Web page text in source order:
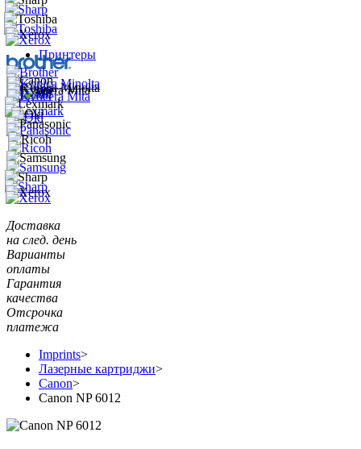
Принтеры
Доставка
на след. день
Варианты
оплаты
Гарантия
качества
Отсрочка
платежа
Imprints>
Лазерные картриджи>
Canon>
Canon NP 6012